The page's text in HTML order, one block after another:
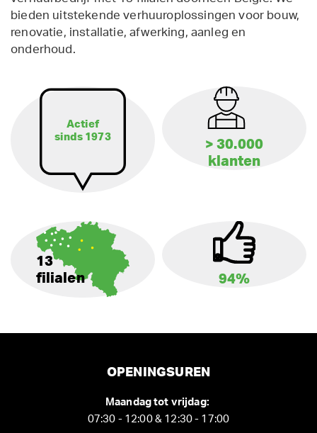
bieden uitstekende verhuuroplossingen voor bouw,
renovatie, installatie, afwerking, aanleg en
onderhoud.
Actief
sinds 1973
> 30.000
klanten
13
filialen
94%
OPENINGSUREN
Maandag tot vrijdag:
07:30 - 12:00 & 12:30 - 17:00